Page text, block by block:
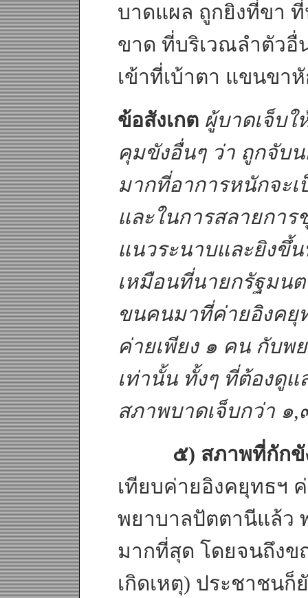
บาดแผล ถูกยิงที่ขา
ขาด ที่บริเวณลำตัวอื่
เข้าที่เบ้าตา แขนขา
ข้อสังเกต ผู้บาดเจ็บ
คุมขังอื่นๆ ว่า ถูกจับ
มากที่อาการหนักจะ
และในการสลายกา
แนวระนาบและยิงขึ้
เหมือนที่นายกรัฐมน
ขนคนมาที่ค่ายอิงคยุ
ค่ายเพียง ๑ คน กับ
เท่านั้น ทั้งๆ ที่ต้องดู
สภาพบาดเจ็บกว่า ๑
๕) สภาพที่กักขั
เทียบค่ายอิงคยุทธฯ
พยาบาลปัตตานีแล้ว
มากที่สุด โดยจนถึงข
เกิดเหตุ) ประชาชนก็